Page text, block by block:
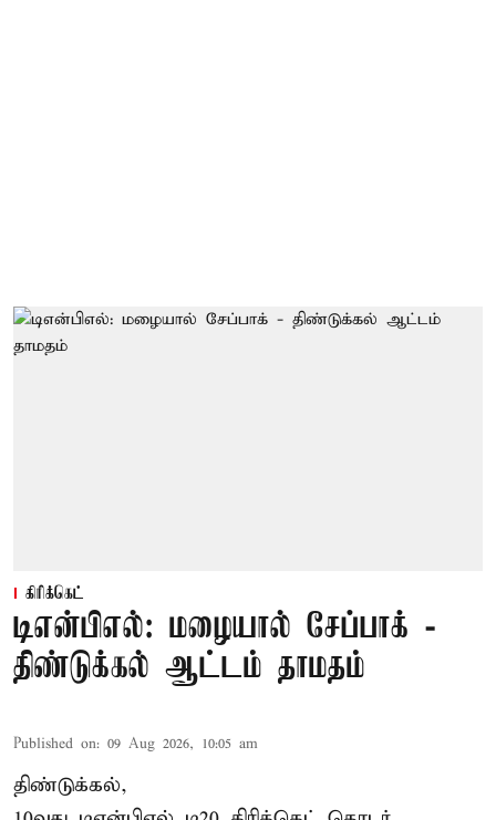
கிரிக்கெட்
டிஎன்பிஎல்: மழையால் சேப்பாக் -
திண்டுக்கல் ஆட்டம் தாமதம்
Published on: 09 Aug 2026, 10:05 am
திண்டுக்கல்,